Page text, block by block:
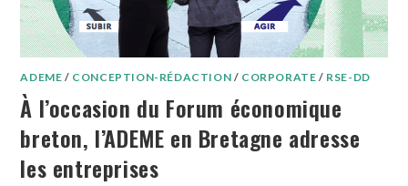
ADEME / CONCEPTION-RÉDACTION / CORPORATE / RSE-DD
À l’occasion du Forum économique
breton, l’ADEME en Bretagne adresse
les entreprises